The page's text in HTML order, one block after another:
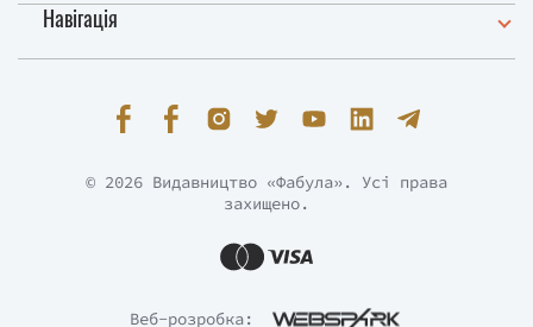
Навігація
Веб-розробка:
© 2026 Видавництво «Фабула». Усі права
захищено.